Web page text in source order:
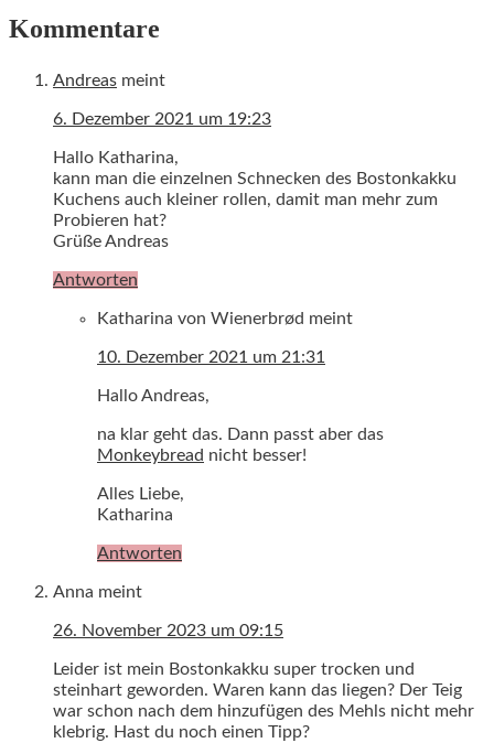
Kommentare
Andreas meint
6. Dezember 2021 um 19:23
Hallo Katharina,
kann man die einzelnen Schnecken des Bostonkakku
Kuchens auch kleiner rollen, damit man mehr zum
Probieren hat?
Grüße Andreas
Antworten
Katharina von Wienerbrød meint
10. Dezember 2021 um 21:31
Hallo Andreas,
na klar geht das. Dann passt aber das
Monkeybread nicht besser!
Alles Liebe,
Katharina
Antworten
Anna meint
26. November 2023 um 09:15
Leider ist mein Bostonkakku super trocken und
steinhart geworden. Waren kann das liegen? Der Teig
war schon nach dem hinzufügen des Mehls nicht mehr
klebrig. Hast du noch einen Tipp?